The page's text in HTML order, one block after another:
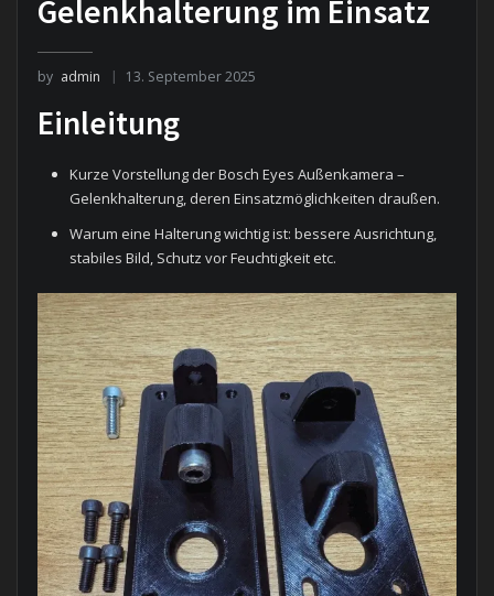
Gelenkhalterung im Einsatz
by admin 13. September 2025
Einleitung
Kurze Vorstellung der Bosch Eyes Außenkamera –
Gelenkhalterung, deren Einsatzmöglichkeiten draußen.
Warum eine Halterung wichtig ist: bessere Ausrichtung,
stabiles Bild, Schutz vor Feuchtigkeit etc.